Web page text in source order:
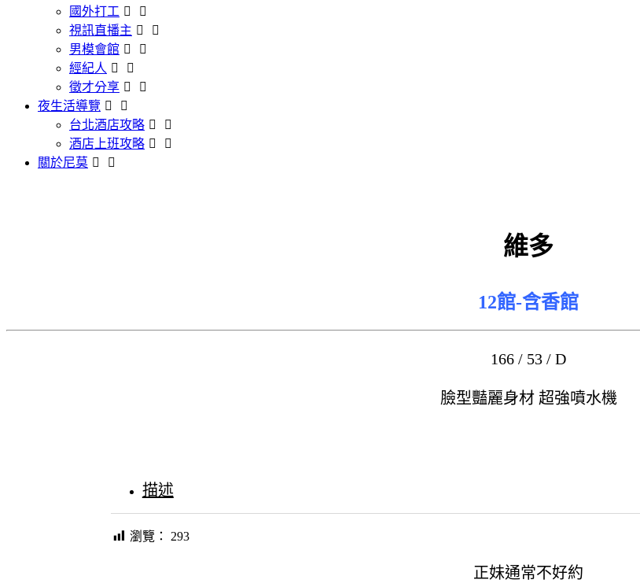
國外打工
視訊直播主
男模會館
經紀人
徵才分享
夜生活導覽
台北酒店攻略
酒店上班攻略
關於尼莫
維多
12館-含香館
166 / 53 / D
臉型豔麗身材 超強噴水機
描述
瀏覽： 293
正妹通常不好約